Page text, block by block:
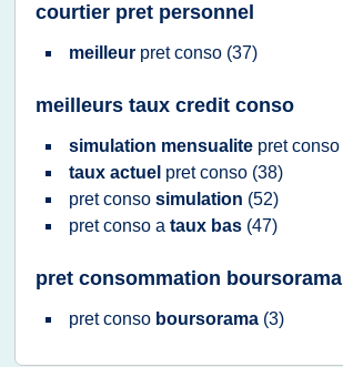
courtier pret personnel
meilleur pret conso (37)
meilleurs taux credit conso
simulation mensualite pret conso
taux actuel pret conso (38)
pret conso simulation (52)
pret conso a taux bas (47)
pret consommation boursorama
pret conso boursorama (3)